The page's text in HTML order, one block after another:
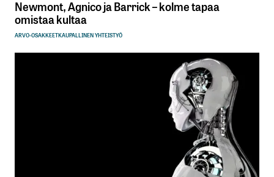
Newmont, Agnico ja Barrick – kolme tapaa
omistaa kultaa
ARVO-OSAKKEETKAUPALLINEN YHTEISTYÖ